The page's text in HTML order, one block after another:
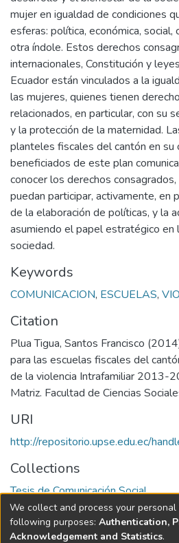
mujer en igualdad de condiciones
esferas: política, económica, social,
otra índole. Estos derechos
internacionales, Constitución y
Ecuador están vinculados a la
las mujeres, quienes tienen
relacionados, en particular, con su
y la protección de la maternidad.
planteles fiscales del cantón en su
beneficiados de este plan
conocer los derechos
puedan participar, activamente, en
de la elaboración de políticas, y la
asumiendo el papel estratégico en
sociedad.
Keywords
COMUNICACION, ESCUELAS,
Citation
Plua Tigua, Santos Francisco
para las escuelas fiscales del
de la violencia Intrafamiliar 2013-
Matriz. Facultad de Ciencias
URI
http://repositorio.upse.edu.ec/
Collections
Tesis de Comunicación Social
Full item page
We collect and process your
following purposes: Authentication,
Acknowledgement and Statistics.